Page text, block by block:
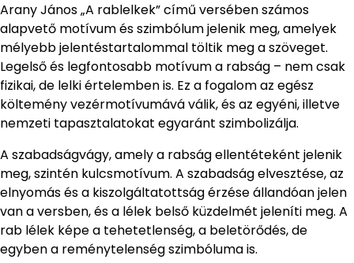
Arany János „A rablelkek” című versében számos
alapvető motívum és szimbólum jelenik meg, amelyek
mélyebb jelentéstartalommal töltik meg a szöveget.
Legelső és legfontosabb motívum a rabság – nem csak
fizikai, de lelki értelemben is. Ez a fogalom az egész
költemény vezérmotívumává válik, és az egyéni, illetve
nemzeti tapasztalatokat egyaránt szimbolizálja.
A szabadságvágy, amely a rabság ellentéteként jelenik
meg, szintén kulcsmotívum. A szabadság elvesztése, az
elnyomás és a kiszolgáltatottság érzése állandóan jelen
van a versben, és a lélek belső küzdelmét jeleníti meg. A
rab lélek képe a tehetetlenség, a beletörődés, de
egyben a reménytelenség szimbóluma is.